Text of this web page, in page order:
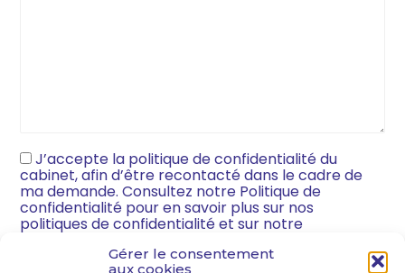
Gérer le consentement
aux cookies
J’accepte la politique de confidentialité du
cabinet, afin d’être recontacté dans le cadre de
ma demande. Consultez notre Politique de
confidentialité pour en savoir plus sur nos
politiques de confidentialité et sur notre